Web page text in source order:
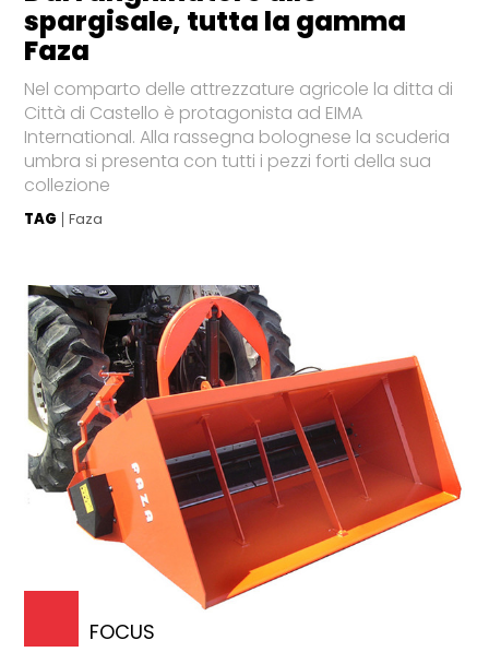
spargisale, tutta la gamma
Faza
Nel comparto delle attrezzature agricole la ditta di
Città di Castello è protagonista ad EIMA
International. Alla rassegna bolognese la scuderia
umbra si presenta con tutti i pezzi forti della sua
collezione
TAG Faza
FOCUS